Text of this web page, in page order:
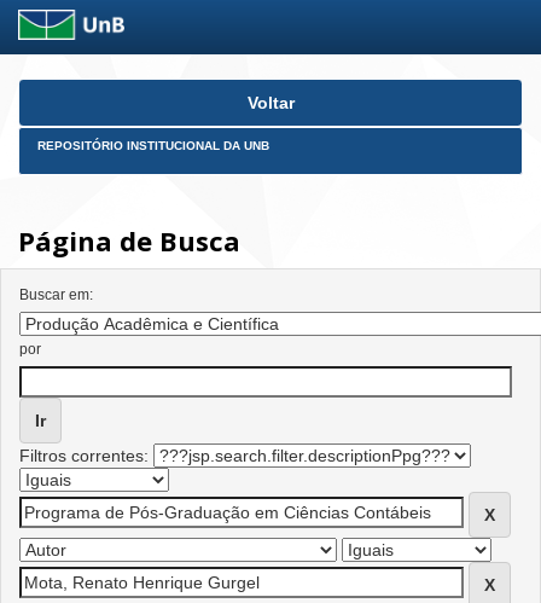
Skip
Voltar
REPOSITÓRIO INSTITUCIONAL DA UNB
Página de Busca
Buscar em:
por
Filtros correntes: